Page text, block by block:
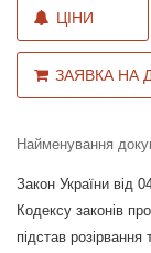
ЦІНИ
ЗАЯВКА НА
Найменування
Закон України від
Кодексу законів
підстав розірвання